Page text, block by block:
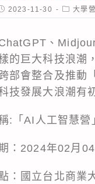
2023-11-30
Post大學
、
的巨大科技浪潮
部會整合及推動
技發展大浪潮有
:「AI人工智慧營
：2024年02月
：國立台北商業